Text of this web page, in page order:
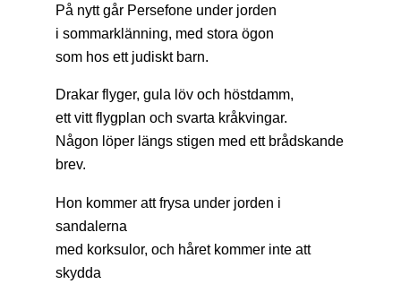
På nytt går Persefone under jorden
i sommarklänning, med stora ögon
som hos ett judiskt barn.
Drakar flyger, gula löv och höstdamm,
ett vitt flygplan och svarta kråkvingar.
Någon löper längs stigen med ett brådskande
brev.
Hon kommer att frysa under jorden i
sandalerna
med korksulor, och håret kommer inte att
skydda